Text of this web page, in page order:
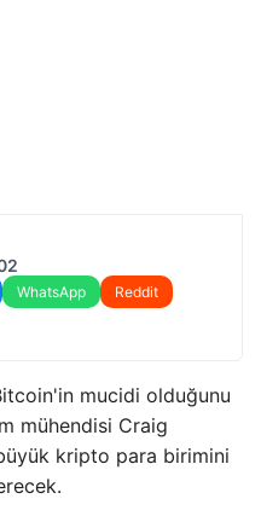
WhatsApp
Reddit
mucidi olduğunu
mühendisi Craig
kripto para birimini